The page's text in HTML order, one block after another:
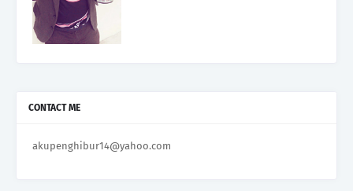
CONTACT ME
akupenghibur14@yahoo.com